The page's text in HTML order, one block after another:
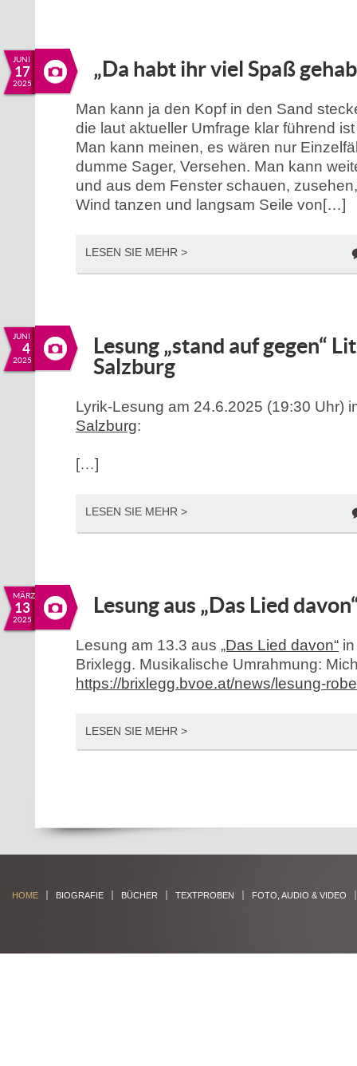
JUNI
17
2025
„Da habt ihr viel Spaß
Man kann ja den Kopf in den Sand
die laut aktueller Umfrage klar führend
Man kann meinen, es wären nur
dumme Sager, Versehen. Man kann
und aus dem Fenster schauen,
Wind tanzen und langsam Seile von[…]
LESEN SIE MEHR >
JUNI
4
2025
Lesung „stand auf gegen“
Salzburg
Lyrik-Lesung am 24.6.2025 (19:30 Uhr)
Salzburg:
[…]
LESEN SIE MEHR >
MÄRZ
13
2025
Lesung aus „Das Lied
Lesung am 13.3 aus „Das Lied davon“ in
Brixlegg. Musikalische Umrahmung:
https://brixlegg.bvoe.at/news/lesung-
LESEN SIE MEHR >
HOME BIOGRAFIE BÜCHER TEXTPROBEN FOTO, AUDIO & VIDEO